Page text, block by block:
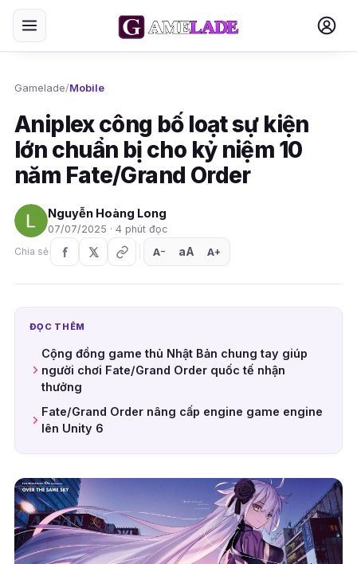
Gamelade/Mobile
Aniplex công bố loạt sự kiện
lớn chuẩn bị cho kỷ niệm 10
năm Fate/Grand Order
Nguyễn Hoàng Long
07/07/2025 · 4 phút đọc
Chia sẻ
A− aA A+
ĐỌC THÊM
Cộng đồng game thủ Nhật Bản chung tay giúp
người chơi Fate/Grand Order quốc tế nhận
thưởng
Fate/Grand Order nâng cấp engine game engine
lên Unity 6